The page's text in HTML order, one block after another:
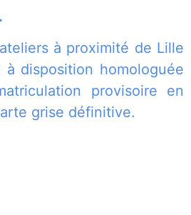
à proximité de Lille
disposition homologuée
provisoire en
grise définitive.